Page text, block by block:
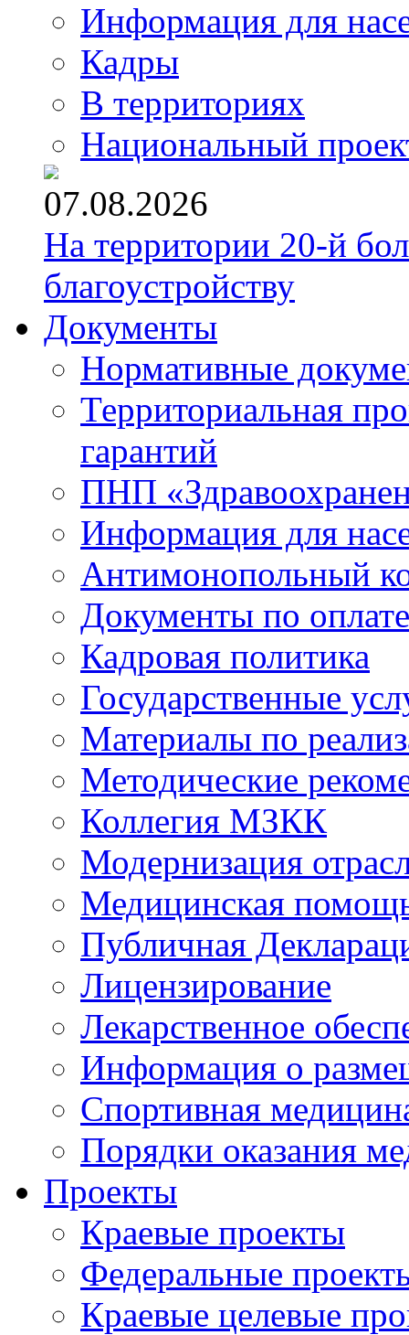
Информация для
Кадры
В территориях
Национальный
07.08.2026
На территории 20-й
благоустройству
Документы
Нормативные
Территориальная
гарантий
ПНП
Информация для
Антимонопольный
Документы по
Кадровая политика
Государственные
Материалы по
Методические
Коллегия МЗКК
Модернизация
Медицинская
Публичная
Лицензирование
Лекарственное
Информация о
Спортивная
Порядки оказания
Проекты
Краевые проекты
Федеральные
Краевые целевые